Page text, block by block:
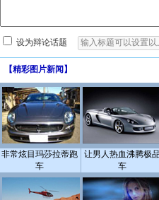
设为辩论话题
【精彩图片新闻 】
非常炫目玛莎拉蒂跑
车
让男人热血沸腾极
车